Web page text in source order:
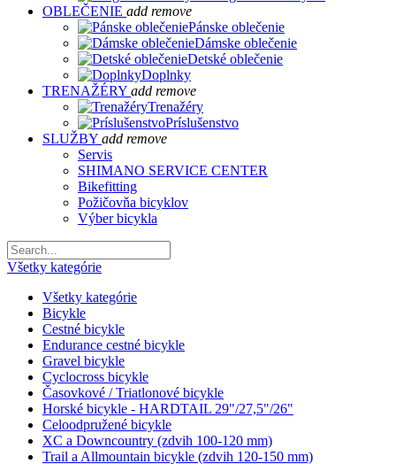
OBLEČENIE add remove
Pánske oblečenie
Dámske oblečenie
Detské oblečenie
Doplnky
TRENAŽÉRY add remove
Trenažéry
Príslušenstvo
SLUŽBY add remove
Servis
SHIMANO SERVICE CENTER
Bikefitting
Požičovňa bicyklov
Výber bicykla
Všetky kategórie
Všetky kategórie
Bicykle
Cestné bicykle
Endurance cestné bicykle
Gravel bicykle
Cyclocross bicykle
Časovkové / Triatlonové bicykle
Horské bicykle - HARDTAIL 29"/27,5"/26"
Celoodpružené bicykle
XC a Downcountry (zdvih 100-120 mm)
Trail a Allmountain bicykle (zdvih 120-150 mm)